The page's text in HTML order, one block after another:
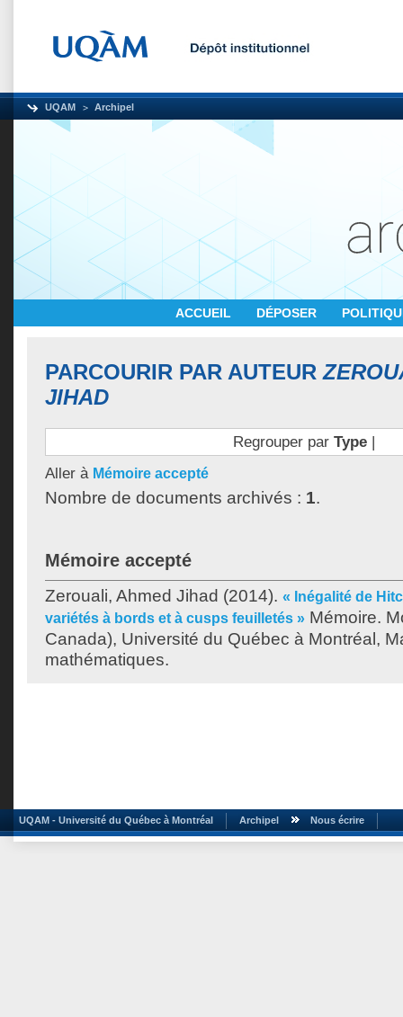
UQAM Archipel
ACCUEIL DÉPOSER
PARCOURIR PAR AUTEUR
JIHAD
Regrouper par Type|
Aller à Mémoire accepté
Nombre de documents archivés : 1.
Mémoire accepté
Zerouali, Ahmed Jihad (2014). « Inégalité de
variétés à bords et à cusps feuilletés » Mémoire.
Canada), Université du Québec à Montréal,
mathématiques.
UQAM - Université du Québec à Montréal Archipel Nous écrire